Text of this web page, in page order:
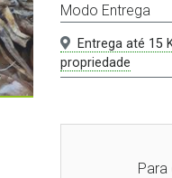
Modo Entrega
Entrega até 15
propriedade